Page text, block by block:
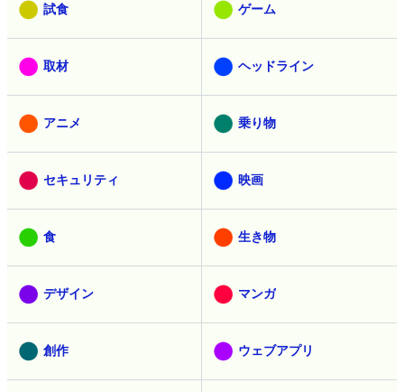
試食 ゲーム
取材 ヘッドライン
アニメ 乗り物
セキュリティ 映画
食 生き物
デザイン マンガ
創作 ウェブアプリ